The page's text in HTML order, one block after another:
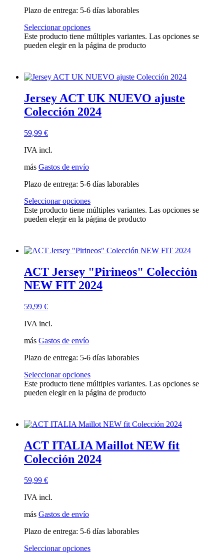
Plazo de entrega: 5-6 días laborables
Seleccionar opciones
Este producto tiene múltiples variantes. Las opciones se
pueden elegir en la página de producto
Jersey ACT UK NUEVO ajuste
Colección 2024
59,99 €
IVA incl.
más Gastos de envío
Plazo de entrega: 5-6 días laborables
Seleccionar opciones
Este producto tiene múltiples variantes. Las opciones se
pueden elegir en la página de producto
ACT Jersey "Pirineos" Colección
NEW FIT 2024
59,99 €
IVA incl.
más Gastos de envío
Plazo de entrega: 5-6 días laborables
Seleccionar opciones
Este producto tiene múltiples variantes. Las opciones se
pueden elegir en la página de producto
ACT ITALIA Maillot NEW fit
Colección 2024
59,99 €
IVA incl.
más Gastos de envío
Plazo de entrega: 5-6 días laborables
Seleccionar opciones